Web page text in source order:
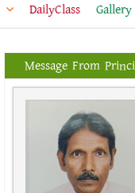
DailyClass Gallery
Message From